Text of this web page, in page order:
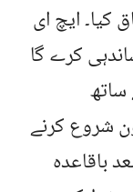
کیا۔ ایچ ای
کرے گا
شروع کرنے
باقاعدہ